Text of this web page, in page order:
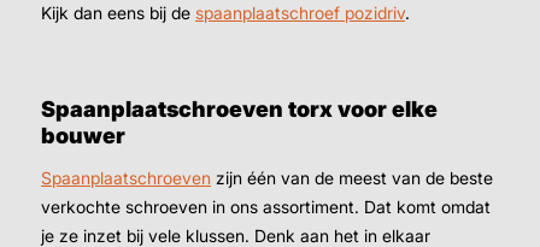
Kijk dan eens bij de spaanplaatschroef pozidriv.
Spaanplaatschroeven torx voor elke
bouwer
Spaanplaatschroeven zijn één van de meest van de beste
verkochte schroeven in ons assortiment. Dat komt omdat
je ze inzet bij vele klussen. Denk aan het in elkaar